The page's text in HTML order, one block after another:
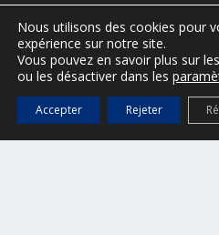
ESPACE VTC – réservé aux VTC
(Accès :DGS@ville-
Tel. Police Municipale : 04 94 54
Nous utilisons des cookies pour
expérience sur notre site.
Vous pouvez en savoir plus sur
ou les désactiver dans les
Accepter Rejeter